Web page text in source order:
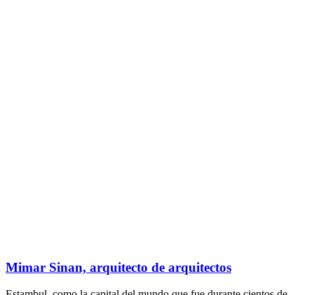
Mimar Sinan, arquitecto de arquitectos